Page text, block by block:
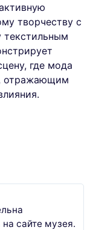
творчеству с
где мода
отражающим
сайте музея.